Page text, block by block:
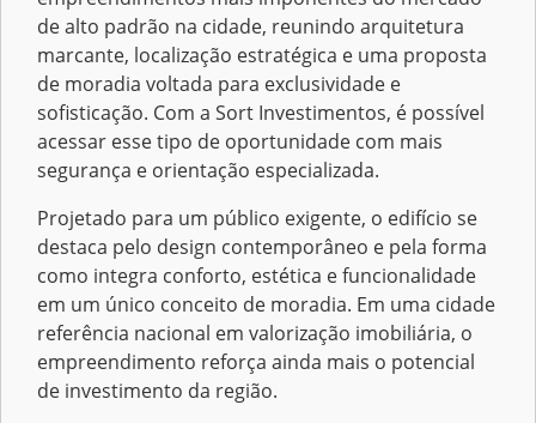
de alto padrão na cidade, reunindo arquitetura
marcante, localização estratégica e uma proposta
de moradia voltada para exclusividade e
sofisticação. Com a Sort Investimentos, é possível
acessar esse tipo de oportunidade com mais
segurança e orientação especializada.
Projetado para um público exigente, o edifício se
destaca pelo design contemporâneo e pela forma
como integra conforto, estética e funcionalidade
em um único conceito de moradia. Em uma cidade
referência nacional em valorização imobiliária, o
empreendimento reforça ainda mais o potencial
de investimento da região.